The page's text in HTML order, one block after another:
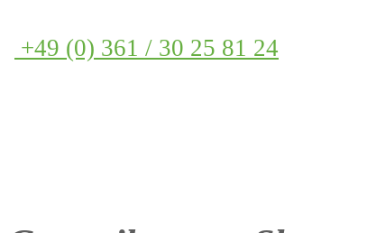
+49 (0) 361 / 30 25 81 24